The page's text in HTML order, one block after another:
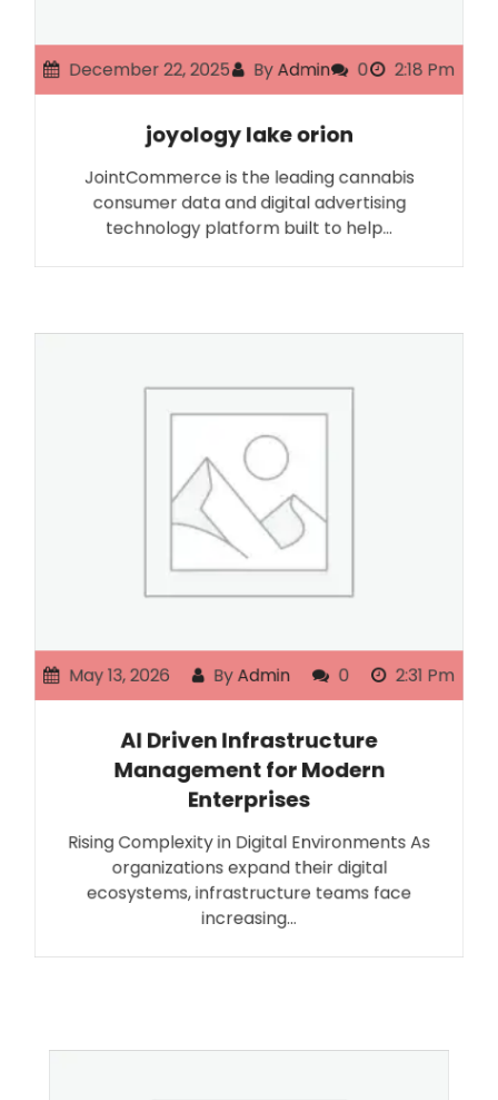
December 22, 2025 ByAdmin 0 2:18 Pm
joyology lake orion
JointCommerce is the leading cannabis
consumer data and digital advertising
technology platform built to help…
May 13, 2026 By Admin 0 2:31 Pm
AI Driven Infrastructure
Management for Modern
Enterprises
Rising Complexity in Digital Environments As
organizations expand their digital
ecosystems, infrastructure teams face
increasing…